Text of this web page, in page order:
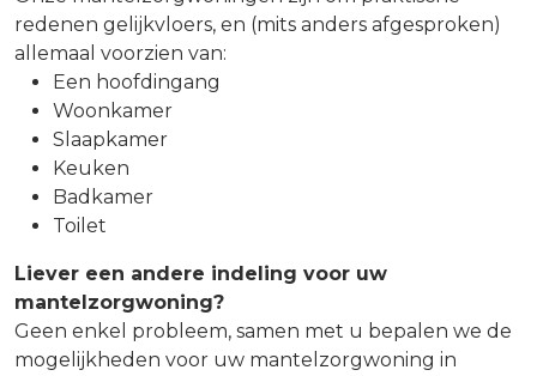
redenen gelijkvloers, en (mits anders afgesproken)
allemaal voorzien van:
Een hoofdingang
Woonkamer
Slaapkamer
Keuken
Badkamer
Toilet
Liever een andere indeling voor uw
mantelzorgwoning?
Geen enkel probleem, samen met u bepalen we de
mogelijkheden voor uw mantelzorgwoning in